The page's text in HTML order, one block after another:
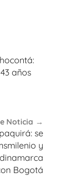
años
Noticia
se
y
Bogotá